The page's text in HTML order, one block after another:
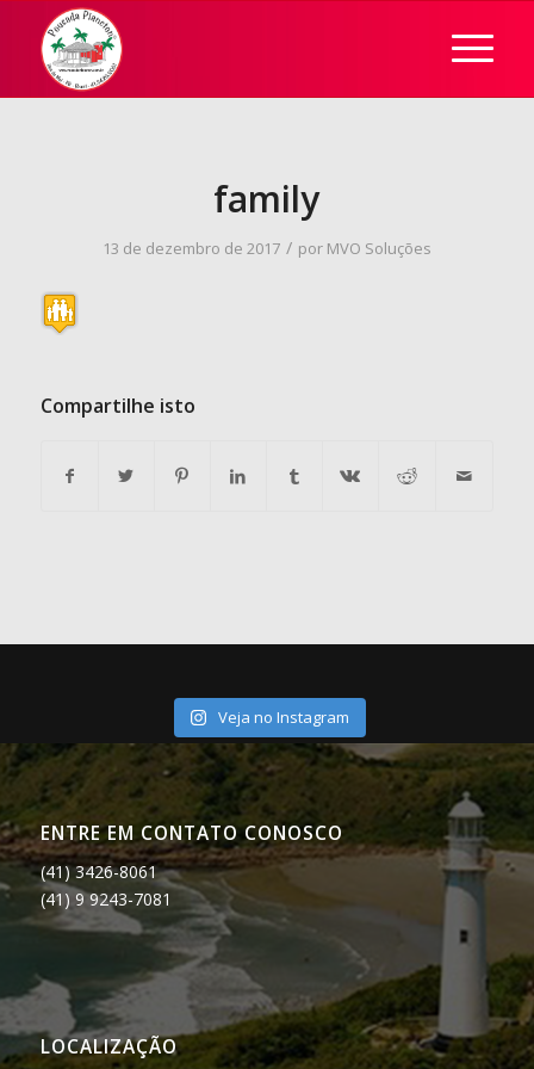
family
13 de dezembro de 2017 / por MVO Soluções
Compartilhe isto
Veja no Instagram
ENTRE EM CONTATO CONOSCO
(41) 3426-8061
(41) 9 9243-7081
LOCALIZAÇÃO